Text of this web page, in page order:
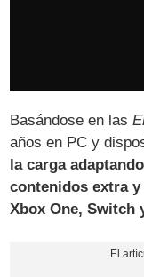
Basándose en las
años en PC y
la carga
contenidos extra
Xbox One, Switch